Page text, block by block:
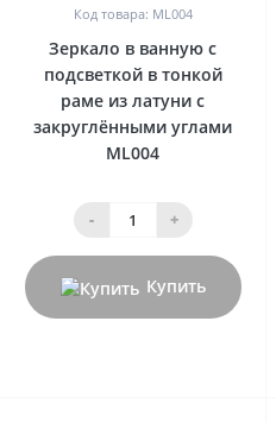
Код товара: ML004
Зеркало в ванную с
подсветкой в тонкой
раме из латуни с
закруглёнными углами
ML004
- +
Купить